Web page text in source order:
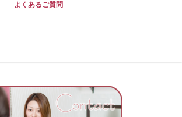
よくあるご質問